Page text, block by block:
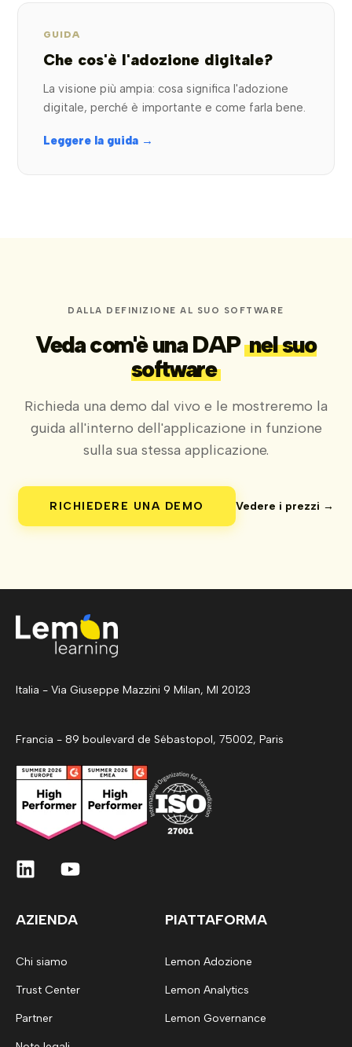
GUIDA
Che cos'è l'adozione digitale?
La visione più ampia: cosa significa l'adozione
digitale, perché è importante e come farla bene.
Leggere la guida →
DALLA DEFINIZIONE AL SUO SOFTWARE
Veda com'è una DAPnel suo
software
Richieda una demo dal vivo e le mostreremo la
guida all'interno dell'applicazione in funzione
sulla sua stessa applicazione.
RICHIEDERE UNA DEMO Vedere i prezzi →
Italia - Via Giuseppe Mazzini 9 Milan, MI 20123
Francia - 89 boulevard de Sébastopol, 75002, Paris
AZIENDA
Chi siamo
Trust Center
Partner
PIATTAFORMA
Lemon Adozione
Lemon Analytics
Lemon Governance